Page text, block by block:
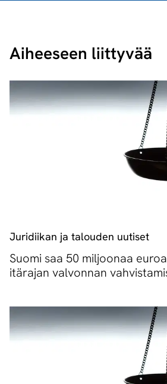
Aiheeseen liittyvää
Juridiikan ja talouden uutiset
Suomi saa 50 miljoonaa
itärajan valvonnan